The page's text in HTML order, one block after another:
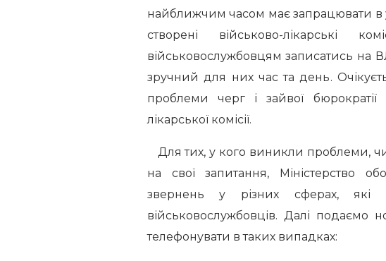
найближчим часом має запрацювати в
створені військово-лікарські
військовослужбовцям записатись на
зручний для них час та день.
проблеми черг і зайвої
лікарської комісії.
Для тих, у кого виникли проблеми,
на свої запитання, Міністерство
звернень у різних сферах, які
військовослужбовців. Далі подаємо
телефонувати в таких випадках: